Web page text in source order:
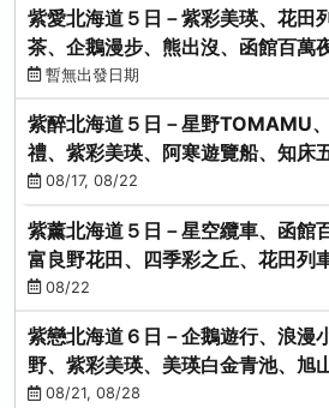
紫愛北海道５日－紫彩美瑛、花田
茶、企鵝漫步、熊出沒、函館百萬
牛八大螃蟹吃到飽
暫無出發日期
紫醉北海道５日－星野TOMAMU
禮、紫彩美瑛、阿寒遊覽船、知床
牛螃蟹吃到飽
08/17, 08/22
紫薰北海道５日－星空纜車、函館
富良野花田、四季彩之丘、花田列
08/22
紫戀北海道６日－企鵝遊行、浪漫
野、紫彩美瑛、美瑛白金青池、旭
轉塔08/21, 08/28